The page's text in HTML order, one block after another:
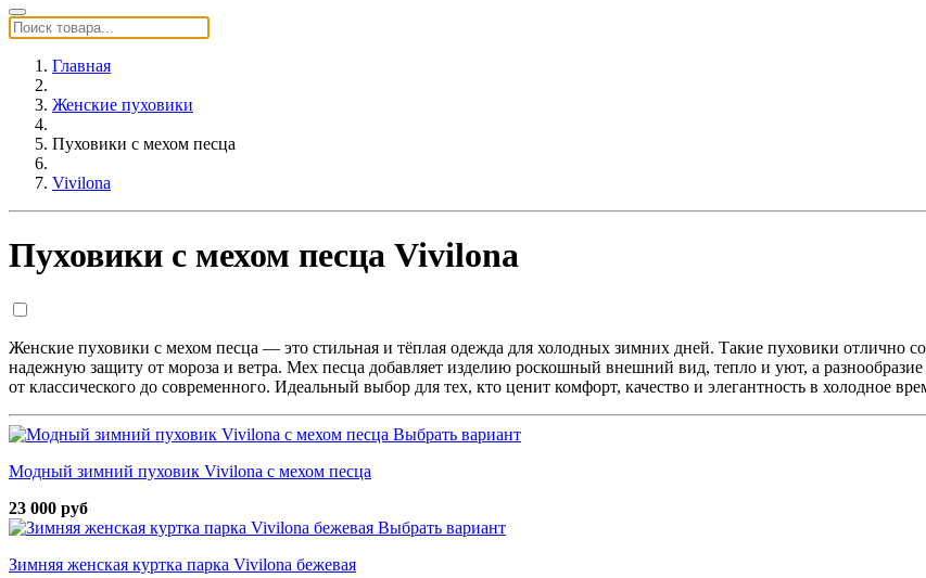
Главная
Женские пуховики
Пуховики с мехом песца
Vivilona
Пуховики с мехом песца Vivilona
Женские пуховики с мехом песца — это стильная и тёплая одежда для холодных зимних дней. Такие пуховики отлично
надежную защиту от мороза и ветра. Мех песца добавляет изделию роскошный внешний вид, тепло и уют, а
от классического до современного. Идеальный выбор для тех, кто ценит комфорт, качество и элегантность в холодное
Выбрать вариант
Модный зимний пуховик Vivilona с мехом песца
23 000 руб
Выбрать вариант
Зимняя женская куртка парка Vivilona бежевая